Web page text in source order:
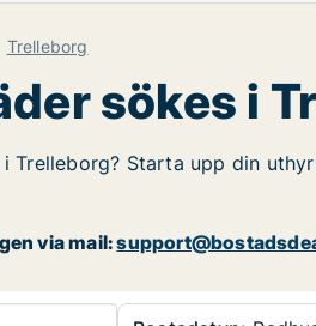
Trelleborg
sökes i
Trelleborg? Starta upp din
via mail: